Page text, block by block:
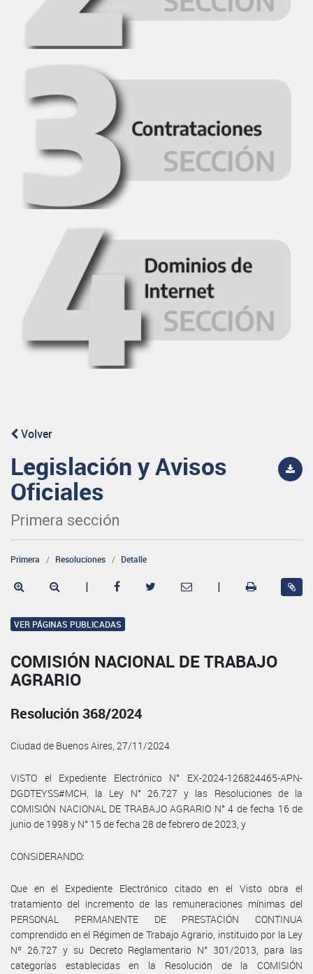
Volver
Legislación y Avisos
Oficiales
Primera sección
Primera Resoluciones Detalle
| |
VER PÁGINAS PUBLICADAS
COMISIÓN NACIONAL DE TRABAJO
AGRARIO
Resolución 368/2024
Ciudad de Buenos Aires, 27/11/2024
VISTO el Expediente Electrónico N° EX-2024-126824465-APN-
DGDTEYSS#MCH, la Ley N° 26.727 y las Resoluciones de la
COMISIÓN NACIONAL DE TRABAJO AGRARIO N° 4 de fecha 16 de
junio de 1998 y N° 15 de fecha 28 de febrero de 2023, y
CONSIDERANDO:
Que en el Expediente Electrónico citado en el Visto obra el
tratamiento del incremento de las remuneraciones mínimas del
PERSONAL PERMANENTE DE PRESTACIÓN CONTINUA
comprendido en el Régimen de Trabajo Agrario, instituido por la Ley
Nº 26.727 y su Decreto Reglamentario N° 301/2013, para las
categorías establecidas en la Resolución de la COMISIÓN